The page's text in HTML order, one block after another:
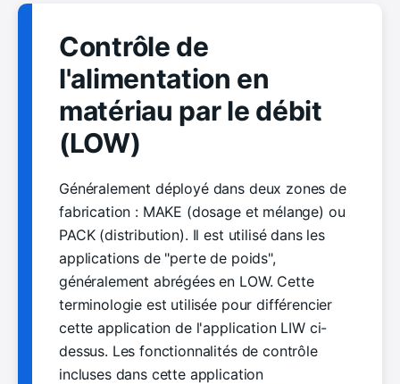
Contrôle de
l'alimentation en
matériau par le débit
(LOW)
Généralement déployé dans deux zones de
fabrication : MAKE (dosage et mélange) ou
PACK (distribution). Il est utilisé dans les
applications de "perte de poids",
généralement abrégées en LOW. Cette
terminologie est utilisée pour différencier
cette application de l'application LIW ci-
dessus. Les fonctionnalités de contrôle
incluses dans cette application